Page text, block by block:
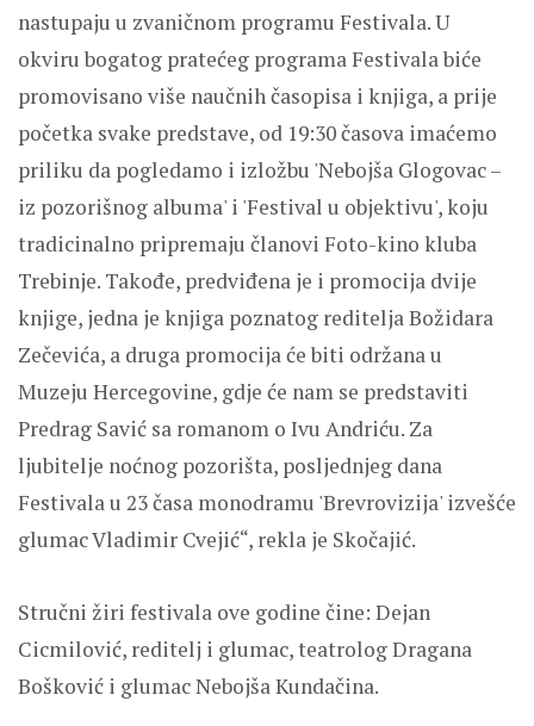
nastupaju u zvaničnom programu Festivala. U
okviru bogatog pratećeg programa Festivala biće
promovisano više naučnih časopisa i knjiga, a prije
početka svake predstave, od 19:30 časova imaćemo
priliku da pogledamo i izložbu 'Nebojša Glogovac –
iz pozorišnog albuma' i 'Festival u objektivu', koju
tradicinalno pripremaju članovi Foto-kino kluba
Trebinje. Takođe, predviđena je i promocija dvije
knjige, jedna je knjiga poznatog reditelja Božidara
Zečevića, a druga promocija će biti održana u
Muzeju Hercegovine, gdje će nam se predstaviti
Predrag Savić sa romanom o Ivu Andriću. Za
ljubitelje noćnog pozorišta, posljednjeg dana
Festivala u 23 časa monodramu 'Brevrovizija' izvešće
glumac Vladimir Cvejić“, rekla je Skočajić.
Stručni žiri festivala ove godine čine: Dejan
Cicmilović, reditelj i glumac, teatrolog Dragana
Bošković i glumac Nebojša Kundačina.